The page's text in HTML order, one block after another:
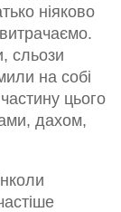
ніяково
сльози
на собі
цього
дахом,